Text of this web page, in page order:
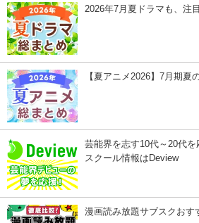
2026年7月夏ドラマも、注
【夏アニメ2026】7月期夏
芸能界を志す10代～20代を
スクール情報はDeview
漫画読み放題サブスクおす